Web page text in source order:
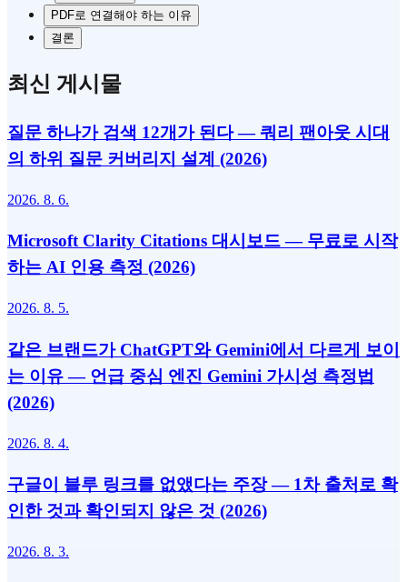
PDF로 연결해야 하는 이유
결론
최신 게시물
질문 하나가 검색 12개가 된다 — 쿼리 팬아웃 시대
의 하위 질문 커버리지 설계 (2026)
2026. 8. 6.
Microsoft Clarity Citations 대시보드 — 무료로 시작
하는 AI 인용 측정 (2026)
2026. 8. 5.
같은 브랜드가 ChatGPT와 Gemini에서 다르게 보이
는 이유 — 언급 중심 엔진 Gemini 가시성 측정법
(2026)
2026. 8. 4.
구글이 블루 링크를 없앴다는 주장 — 1차 출처로 확
인한 것과 확인되지 않은 것 (2026)
2026. 8. 3.